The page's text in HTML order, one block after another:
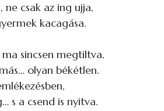
csak az ing ujja,
kacagása.
sincsen megtiltva,
olyan békétlen.
s a csend is nyitva.